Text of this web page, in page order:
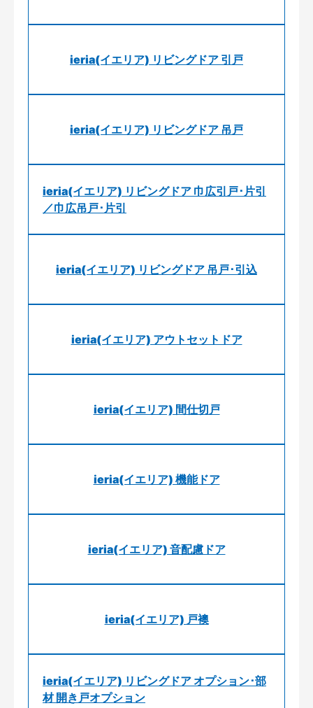
ieria(イエリア) リビングドア 引戸
ieria(イエリア) リビングドア 吊戸
ieria(イエリア) リビングドア 巾広引戸･片引
／巾広吊戸･片引
ieria(イエリア) リビングドア 吊戸･引込
ieria(イエリア) アウトセットドア
ieria(イエリア) 間仕切戸
ieria(イエリア) 機能ドア
ieria(イエリア) 音配慮ドア
ieria(イエリア) 戸襖
ieria(イエリア) リビングドア オプション･部
材 開き戸オプション